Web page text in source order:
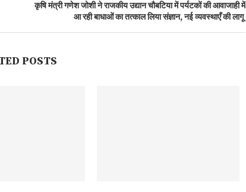
कृषि मंत्री गणेश जोशी ने राजकीय उद्यान चौबटिया में पर्यटकों की आवाजाही में
आ रही बाधाओं का तत्काल लिया संज्ञान, नई व्यवस्थाएँ की लागू
POSTS